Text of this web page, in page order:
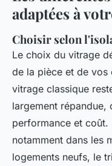
adaptées à
Choisir selon
Le choix du vitrage
de la pièce et de vos
vitrage classique
largement
performance et coût.
notamment dans les
logements neufs, le